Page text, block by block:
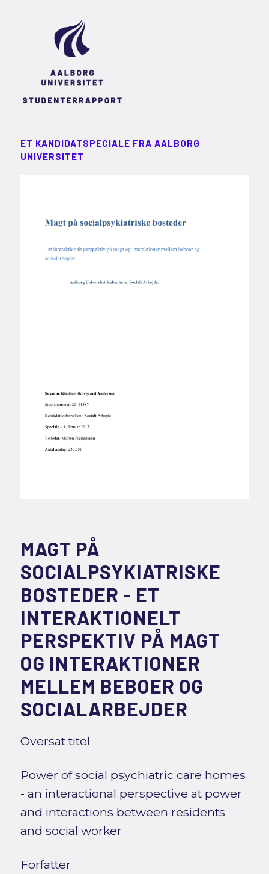
ET KANDIDATSPECIALE FRA AALBORG
UNIVERSITET
MAGT PÅ
SOCIALPSYKIATRISKE
BOSTEDER - ET
INTERAKTIONELT
PERSPEKTIV PÅ MAGT
OG INTERAKTIONER
MELLEM BEBOER OG
SOCIALARBEJDER
Oversat titel
Power of social psychiatric care homes
- an interactional perspective at power
and interactions between residents
and social worker
Forfatter